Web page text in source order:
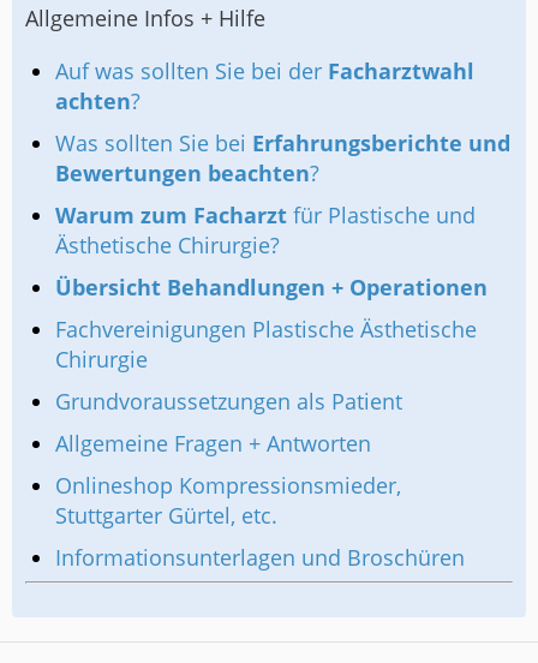
Allgemeine Infos + Hilfe
Auf was sollten Sie bei der Facharztwahl
achten?
Was sollten Sie bei Erfahrungsberichte und
Bewertungen beachten?
Warum zum Facharzt für Plastische und
Ästhetische Chirurgie?
Übersicht Behandlungen + Operationen
Fachvereinigungen Plastische Ästhetische
Chirurgie
Grundvoraussetzungen als Patient
Allgemeine Fragen + Antworten
Onlineshop Kompressionsmieder,
Stuttgarter Gürtel, etc.
Informationsunterlagen und Broschüren